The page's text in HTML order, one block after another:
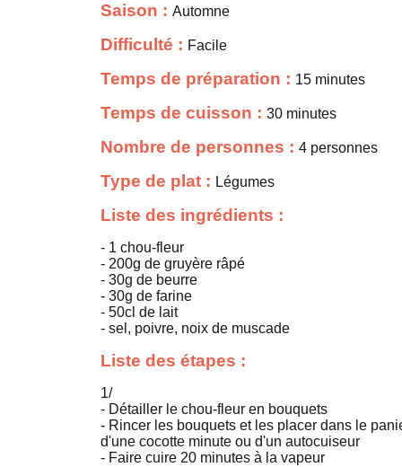
Saison : Automne
Difficulté : Facile
Temps de préparation : 15 minutes
Temps de cuisson : 30 minutes
Nombre de personnes : 4 personnes
Type de plat : Légumes
Liste des ingrédients :
- 1 chou-fleur
- 200g de gruyère râpé
- 30g de beurre
- 30g de farine
- 50cl de lait
- sel, poivre, noix de muscade
Liste des étapes :
1/
- Détailler le chou-fleur en bouquets
- Rincer les bouquets et les placer dans le
d'une cocotte minute ou d'un autocuiseur
- Faire cuire 20 minutes à la vapeur